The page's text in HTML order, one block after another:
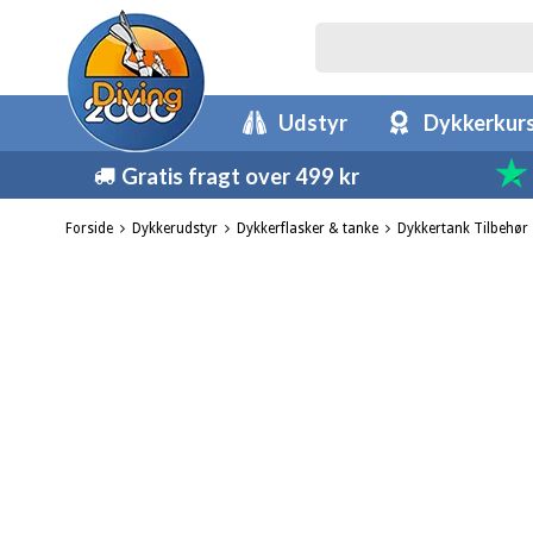
Udstyr
Gratis fragt over 499 kr
Forside Dykkerudstyr Dykkerflasker & tanke Dykkertank Tilbehør